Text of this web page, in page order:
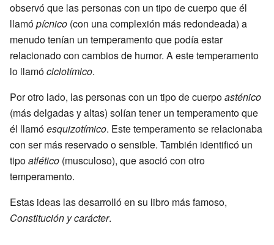
observó que las personas con un tipo de cuerpo que él
llamópícnico (con una complexión más redondeada) a
menudo tenían un temperamento que podía estar
relacionado con cambios de humor. A este temperamento
lo llamóciclotímico.
Por otro lado, las personas con un tipo de cuerpoasténico
(más delgadas y altas) solían tener un temperamento que
él llamóesquizotímico. Este temperamento se relacionaba
con ser más reservado o sensible. También identificó un
tipoatlético (musculoso), que asoció con otro
temperamento.
Estas ideas las desarrolló en su libro más famoso,
Constitución y carácter.